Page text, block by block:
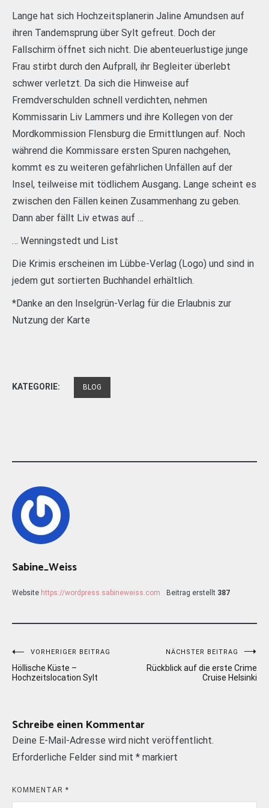
Lange hat sich Hochzeitsplanerin Jaline Amundsen auf
ihren Tandemsprung über Sylt gefreut. Doch der
Fallschirm öffnet sich nicht. Die abenteuerlustige junge
Frau stirbt durch den Aufprall, ihr Begleiter überlebt
schwer verletzt. Da sich die Hinweise auf
Fremdverschulden schnell verdichten, nehmen
Kommissarin Liv Lammers und ihre Kollegen von der
Mordkommission Flensburg die Ermittlungen auf. Noch
während die Kommissare ersten Spuren nachgehen,
kommt es zu weiteren gefährlichen Unfällen auf der
Insel, teilweise mit tödlichem Ausgang. Lange scheint es
zwischen den Fällen keinen Zusammenhang zu geben.
Dann aber fällt Liv etwas auf …
… Wenningstedt und List
Die Krimis erscheinen im Lübbe-Verlag (Logo) und sind in
jedem gut sortierten Buchhandel erhältlich.
*Danke an den Inselgrün-Verlag für die Erlaubnis zur
Nutzung der Karte
KATEGORIE: BLOG
Sabine_Weiss
Website https://wordpress.sabineweiss.com Beitrag erstellt 387
Beitragsnavigation
VORHERIGER BEITRAG
Höllische Küste –
Hochzeitslocation Sylt
NÄCHSTER BEITRAG
Rückblick auf die erste Crime
Cruise Helsinki
Schreibe einen Kommentar
Deine E-Mail-Adresse wird nicht veröffentlicht.
Erforderliche Felder sind mit * markiert
KOMMENTAR *